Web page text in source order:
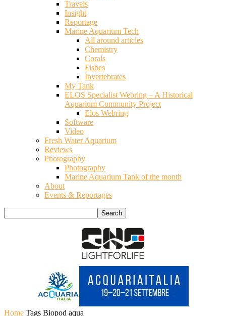
Travels
Insight
Reportage
Marine Aquarium Tech
All around articles
Chemistry
Corals
Fishes
Invertebrates
My Tank
ELOS Specialist Webring – A Historical
Aquarium Community Project
Elos Webring
Software
Video
Fresh Water Aquarium
Reviews
Photography
Photography
Marine Aquarium Tank of the month
About
Events & Reportages
Home Tags Biopod aqua